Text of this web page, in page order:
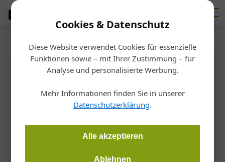
Cookies & Datenschutz
Diese Website verwendet Cookies für essenzielle
Funktionen sowie – mit Ihrer Zustimmung – für
Analyse und personalisierte Werbung.
Mehr Informationen finden Sie in unserer
Datenschutzerklärung.
Alle akzeptieren
Ablehnen
Startseite /Markt
SHK-Fixtermin für
Frühaufsteher